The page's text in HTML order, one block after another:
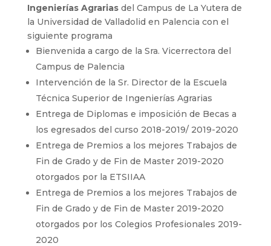
Ingenierías Agrariasdel Campus de La Yutera de
la Universidad de Valladolid en Palencia con el
siguiente programa
Bienvenida a cargo de la Sra. Vicerrectora del
Campus de Palencia
Intervención de la Sr. Director de la Escuela
Técnica Superior de Ingenierías Agrarias
Entrega de Diplomas e imposición de Becas a
los egresados del curso 2018-2019/ 2019-2020
Entrega de Premios a los mejores Trabajos de
Fin de Grado y de Fin de Master 2019-2020
otorgados por la ETSIIAA
Entrega de Premios a los mejores Trabajos de
Fin de Grado y de Fin de Master 2019-2020
otorgados por los Colegios Profesionales 2019-
2020